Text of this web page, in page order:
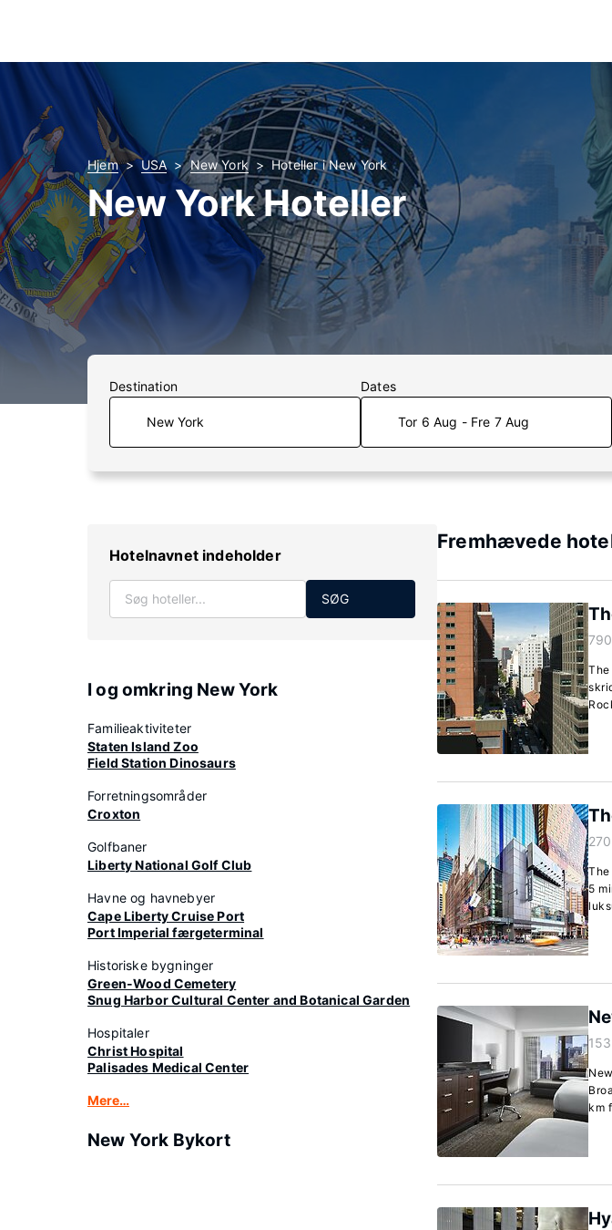
Hjem USA New York Hoteller i New York
New York Hoteller
Destination Dates
Tor 6 Aug - Fre 7 Aug
Hotelnavnet indeholder
SØG
I og omkring New York
Familieaktiviteter
Staten Island Zoo
Field Station Dinosaurs
Forretningsområder
Croxton
Golfbaner
Liberty National Golf Club
Havne og havnebyer
Cape Liberty Cruise Port
Port Imperial færgeterminal
Historiske bygninger
Green-Wood Cemetery
Snug Harbor Cultural Center and Botanical Garden
Hospitaler
Christ Hospital
Palisades Medical Center
Mere…
New York Bykort
Fremhævede
5
km